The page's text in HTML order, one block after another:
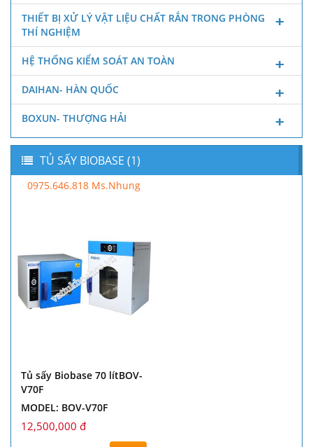
THIẾT BỊ XỬ LÝ VẬT LIỆU CHẤT RẮN TRONG PHÒNG
THÍ NGHIỆM
HỆ THỐNG KIỂM SOÁT AN TOÀN
DAIHAN- HÀN QUỐC
BOXUN- THƯỢNG HẢI
TỦ SẤY BIOBASE (1)
0975.646.818 Ms.Nhung
Tủ sấy Biobase 70 lítBOV-
V70F
MODEL: BOV-V70F
12,500,000 đ